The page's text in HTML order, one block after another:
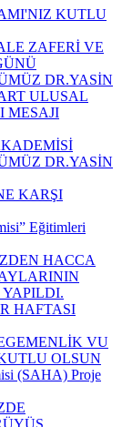
KUTLU
ZAFERİ VE
DR.YASİN
ULUSAL
MESAJI
DR.YASİN
KARŞI
Eğitimleri
HACCA
HAFTASI
VU
OLSUN
(SAHA) Proje